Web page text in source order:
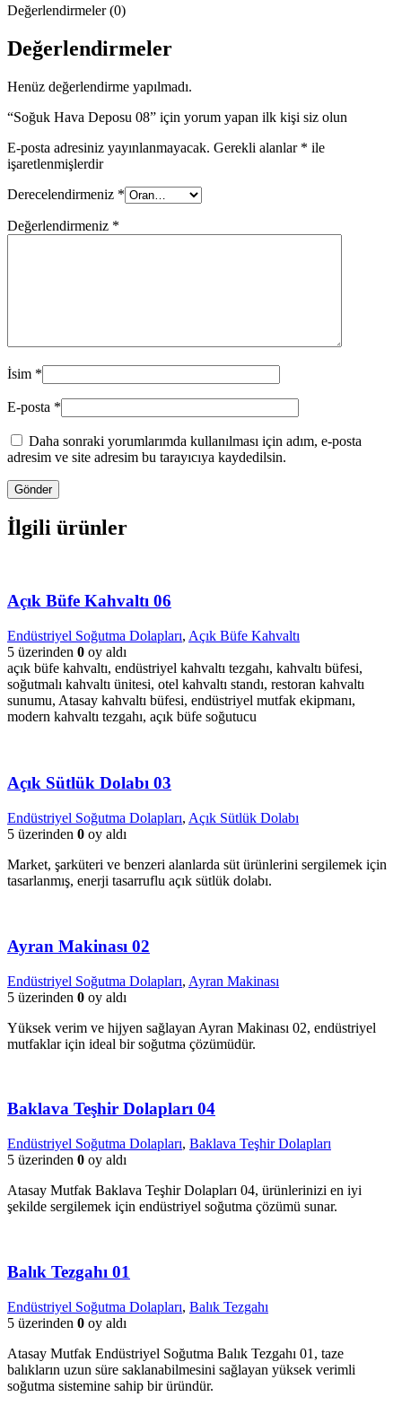
Değerlendirmeler (0)
Değerlendirmeler
Henüz değerlendirme yapılmadı.
“Soğuk Hava Deposu 08” için yorum yapan ilk kişi siz olun
E-posta adresiniz yayınlanmayacak. Gerekli alanlar * ile
işaretlenmişlerdir
Derecelendirmeniz *
Değerlendirmeniz *
İsim *
E-posta *
Daha sonraki yorumlarımda kullanılması için adım, e-posta
adresim ve site adresim bu tarayıcıya kaydedilsin.
İlgili ürünler
Açık Büfe Kahvaltı 06
Endüstriyel Soğutma Dolapları, Açık Büfe Kahvaltı
5 üzerinden 0 oy aldı
açık büfe kahvaltı, endüstriyel kahvaltı tezgahı, kahvaltı büfesi,
soğutmalı kahvaltı ünitesi, otel kahvaltı standı, restoran kahvaltı
sunumu, Atasay kahvaltı büfesi, endüstriyel mutfak ekipmanı,
modern kahvaltı tezgahı, açık büfe soğutucu
Açık Sütlük Dolabı 03
Endüstriyel Soğutma Dolapları, Açık Sütlük Dolabı
5 üzerinden 0 oy aldı
Market, şarküteri ve benzeri alanlarda süt ürünlerini sergilemek için
tasarlanmış, enerji tasarruflu açık sütlük dolabı.
Ayran Makinası 02
Endüstriyel Soğutma Dolapları, Ayran Makinası
5 üzerinden 0 oy aldı
Yüksek verim ve hijyen sağlayan Ayran Makinası 02, endüstriyel
mutfaklar için ideal bir soğutma çözümüdür.
Baklava Teşhir Dolapları 04
Endüstriyel Soğutma Dolapları, Baklava Teşhir Dolapları
5 üzerinden 0 oy aldı
Atasay Mutfak Baklava Teşhir Dolapları 04, ürünlerinizi en iyi
şekilde sergilemek için endüstriyel soğutma çözümü sunar.
Balık Tezgahı 01
Endüstriyel Soğutma Dolapları, Balık Tezgahı
5 üzerinden 0 oy aldı
Atasay Mutfak Endüstriyel Soğutma Balık Tezgahı 01, taze
balıkların uzun süre saklanabilmesini sağlayan yüksek verimli
soğutma sistemine sahip bir üründür.